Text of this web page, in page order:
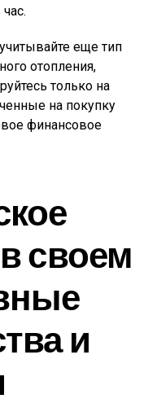
еще тип
отопления,
только на
на покупку
финансовое
своем
и